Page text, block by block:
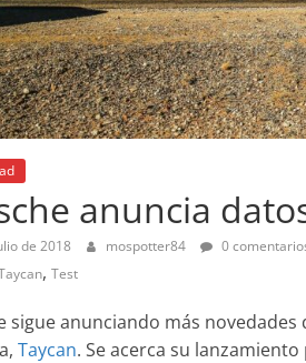
anuncia
de 2018 mospotter84 0
, Test
sigue anunciando más
Taycan. Se acerca su
probamos
EQ